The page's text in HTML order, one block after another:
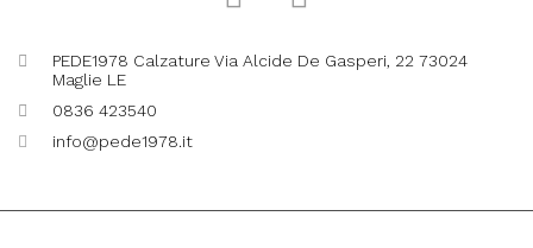
PEDE1978 Calzature Via Alcide De Gasperi, 22 73024
Maglie LE
0836 423540
info@pede1978.it